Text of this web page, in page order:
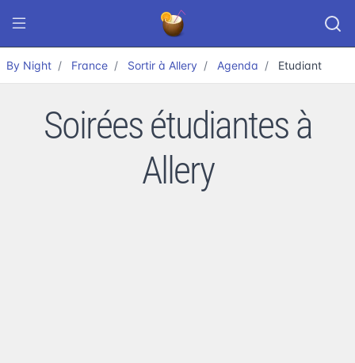
By Night France Sortir à Allery Agenda Etudiant
Soirées étudiantes à
Allery